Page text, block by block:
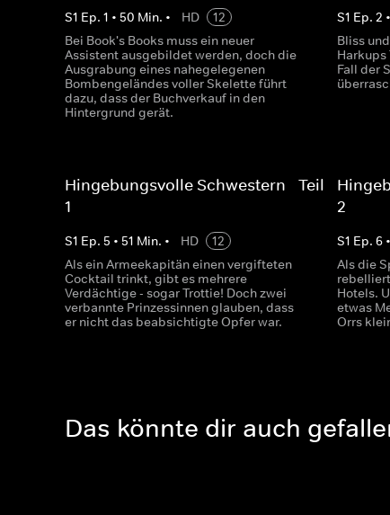
S1 Ep. 1 • 50 Min. • HD
12
Bei Book's Books muss ein neuer
Assistent ausgebildet werden, doch die
Ausgrabung eines nahegelegenen
Bombengeländes voller Skelette führt
dazu, dass der Buchverkauf in den
Hintergrund gerät.
S1 Ep.2 •
Bliss
Harkups
Fall der
Hingebungsvolle Schwestern - Teil
1
S1 Ep. 5 • 51 Min. • HD
12
Als ein Armeekapitän einen vergifteten
Cocktail trinkt, gibt es mehrere
Verdächtige - sogar Trottie! Doch zwei
verbannte Prinzessinnen glauben, dass
er nicht das beabsichtigte Opfer war.
2
S1 Ep.6 •
Als die
Hotels.
etwas
Orrs
Das könnte dir auch